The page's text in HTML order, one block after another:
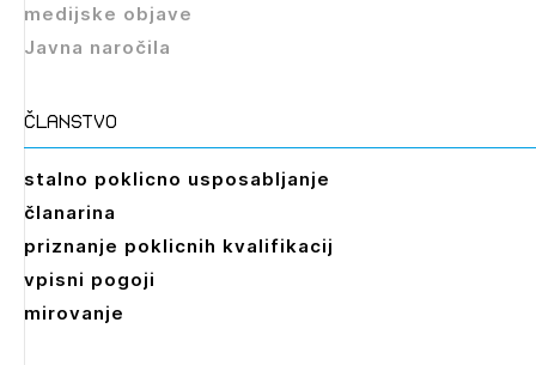
medijske objave
Javna naročila
članstvo
stalno poklicno usposabljanje
članarina
priznanje poklicnih kvalifikacij
vpisni pogoji
mirovanje